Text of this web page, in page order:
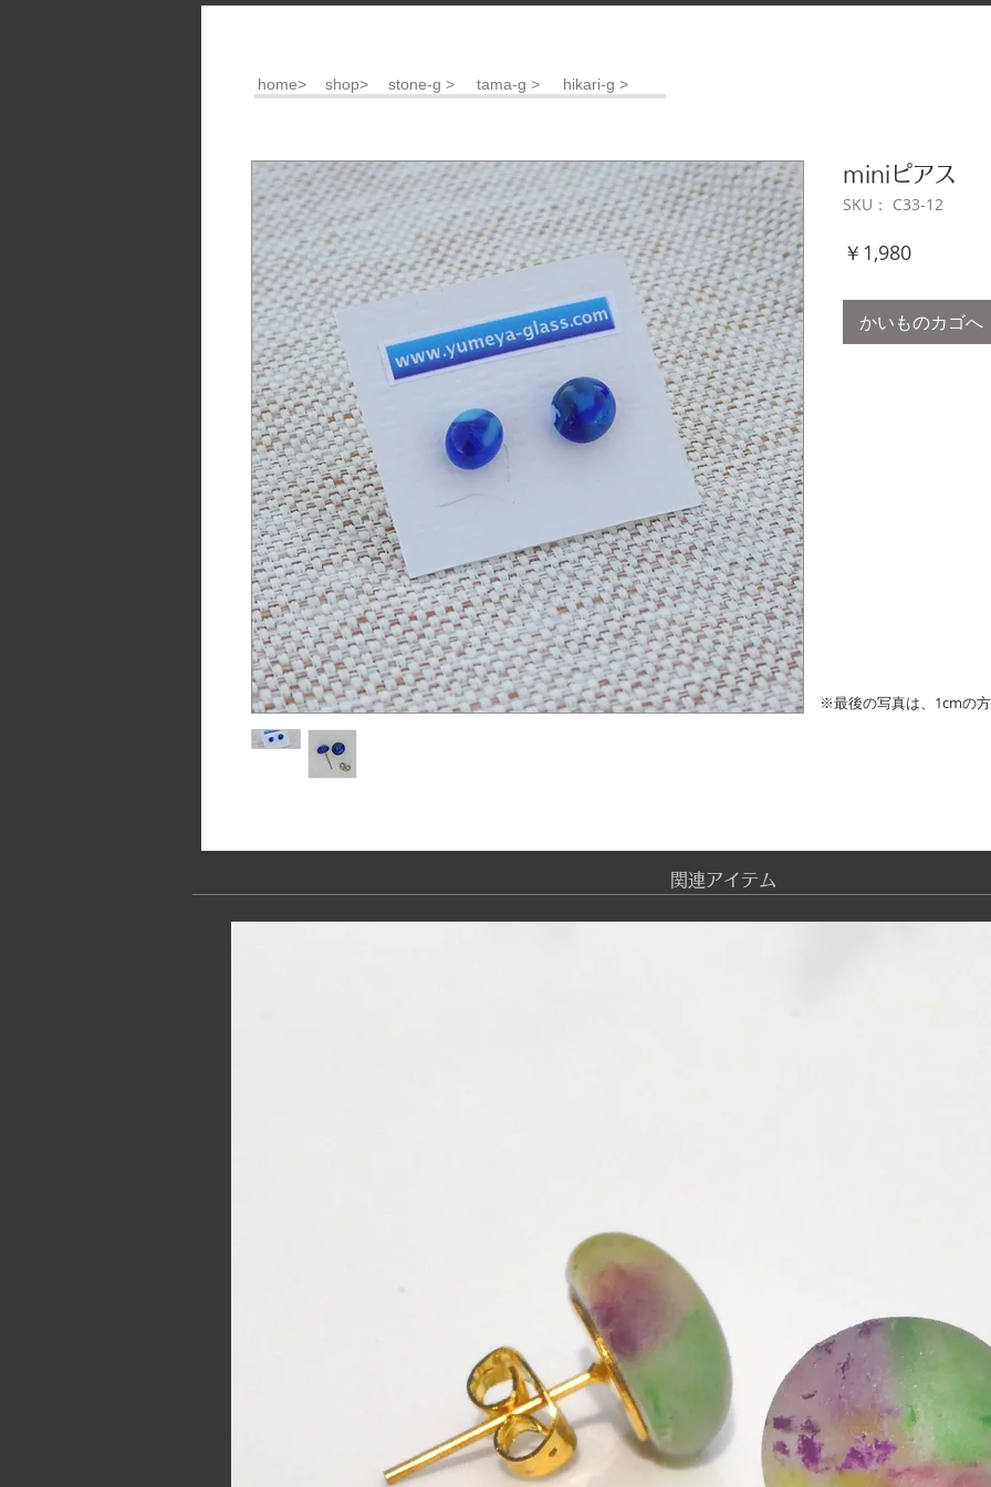
miniピアス
SKU： C33-12
￥1,980価
かいものカゴへ
home> shop> stone-g > tama-g > hikari-g >
※最後の写真は、1cmの
​関連アイテム